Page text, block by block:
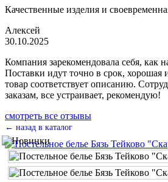
Качественные изделия и
Алексей
30.10.2025
Компания зарекомендовала себя, как
Поставки идут точно в срок, хорошая
товар соответствует описанию.
заказам, все устраивает, рекомендую!
смотреть все отзывы
← назад в каталог